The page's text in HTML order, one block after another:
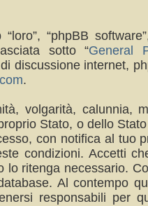
“phpBB
sotto “General
discussione internet,
.
volgarità, calunnia,
Stato, o dello
con notifica al
condizioni. Accetti
ritenga necessario.
Al contempo
responsabili per